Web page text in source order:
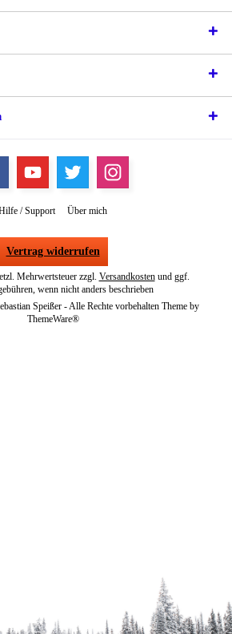
/ Support Über mich
Vertrag widerrufen
Mehrwertsteuer zzgl. Versandkostenund ggf.
wenn nicht anders beschrieben
Speißer - Alle Rechte vorbehalten Theme by
ThemeWare®